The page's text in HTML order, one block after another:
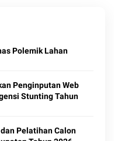
Polemik Lahan
Penginputan Web
Stunting Tahun
Pelatihan Calon